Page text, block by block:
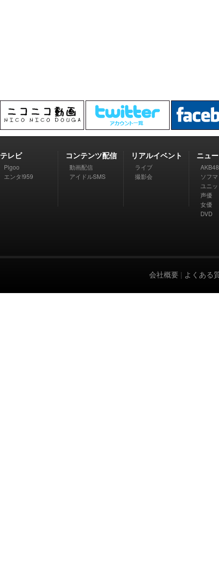
テレビ
Pigoo
エンタ!959
コンテンツ配信
動画配信
アイドルSMS
リアルイベント
ライブ
撮影会
ニュ
AKB48
ソフ
ユニ
声優
女優
DVD
会社概要 | よくある